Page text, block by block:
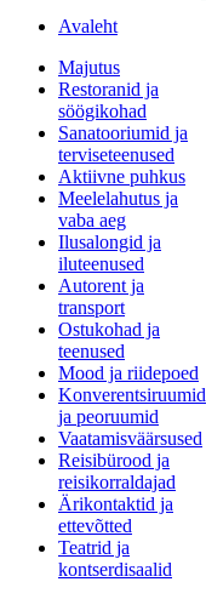
Avaleht
Majutus
Restoranid ja
söögikohad
Sanatooriumid ja
terviseteenused
Aktiivne puhkus
Meelelahutus ja
vaba aeg
Ilusalongid ja
iluteenused
Autorent ja
transport
Ostukohad ja
teenused
Mood ja riidepoed
Konverentsiruumid
ja peoruumid
Vaatamisväärsused
Reisibürood ja
reisikorraldajad
Ärikontaktid ja
ettevõtted
Teatrid ja
kontserdisaalid